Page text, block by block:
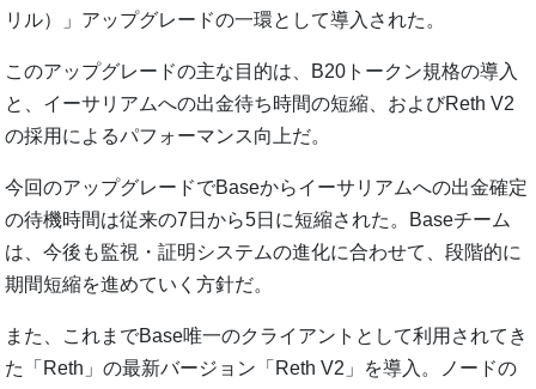
リル）」アップグレードの一環として導入された。
このアップグレードの主な目的は、B20トークン規格の導入
と、イーサリアムへの出金待ち時間の短縮、およびReth V2
の採用によるパフォーマンス向上だ。
今回のアップグレードでBaseからイーサリアムへの出金確定
の待機時間は従来の7日から5日に短縮された。Baseチーム
は、今後も監視・証明システムの進化に合わせて、段階的に
期間短縮を進めていく方針だ。
また、これまでBase唯一のクライアントとして利用されてき
た「Reth」の最新バージョン「Reth V2」を導入。ノードの